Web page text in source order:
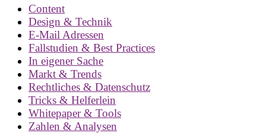
Content
Design & Technik
E-Mail Adressen
Fallstudien & Best Practices
In eigener Sache
Markt & Trends
Rechtliches & Datenschutz
Tricks & Helferlein
Whitepaper & Tools
Zahlen & Analysen